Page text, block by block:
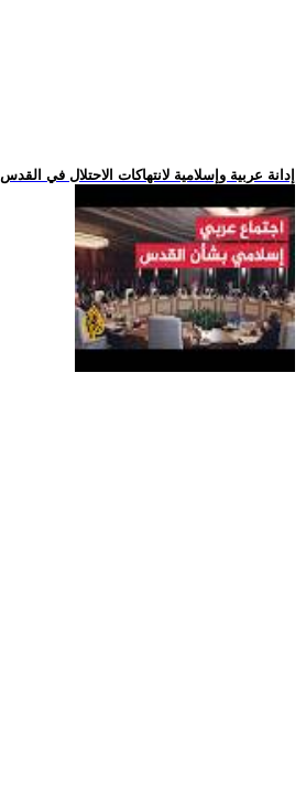
.. إدانة عربية وإسلامية لانتهاكات الاحتلال في القدس